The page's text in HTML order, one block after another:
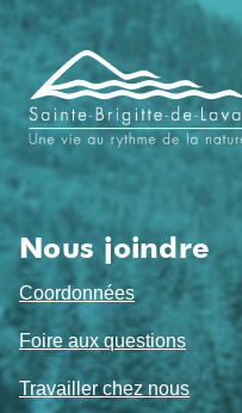
Navigation
de
pied
de
page
Nous joindre
Coordonnées
Foire aux questions
Travailler chez nous